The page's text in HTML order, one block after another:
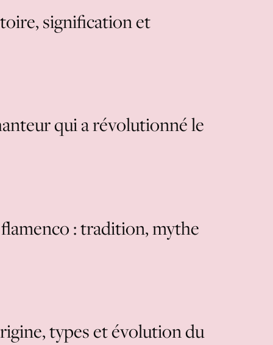
signification et
qui a révolutionné le
: tradition, mythe
types et évolution du